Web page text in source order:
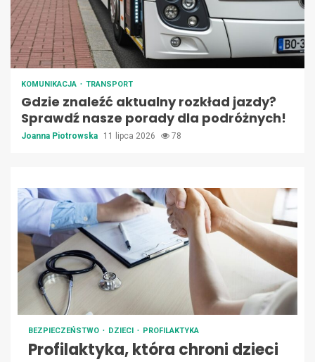
KOMUNIKACJA TRANSPORT
Gdzie znaleźć aktualny rozkład jazdy?
Sprawdź nasze porady dla podróżnych!
Joanna Piotrowska 11 lipca 2026 78
BEZPIECZEŃSTWO DZIECI PROFILAKTYKA
Profilaktyka, która chroni dzieci